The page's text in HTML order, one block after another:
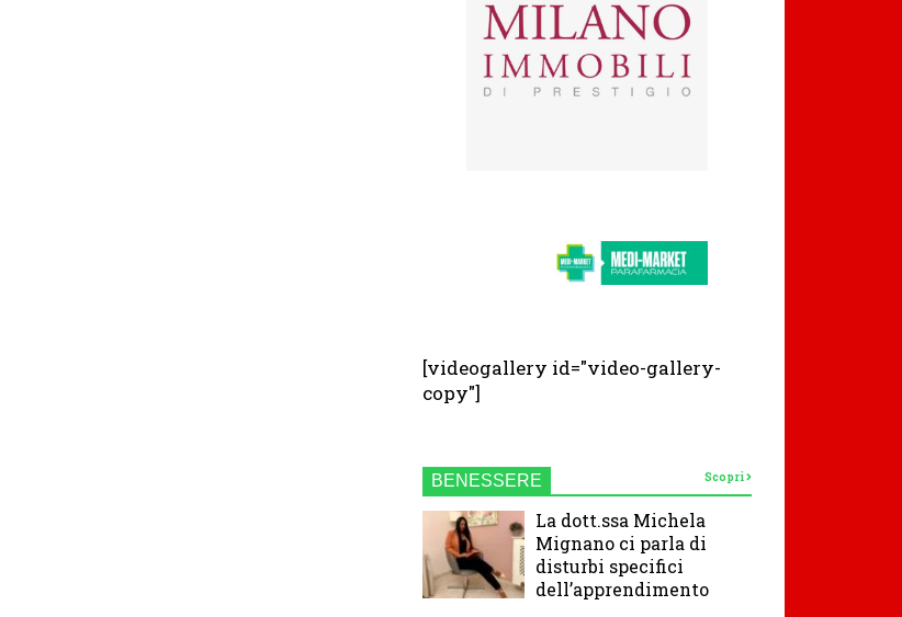
[videogallery id="video-gallery-
copy"]
BENESSERE Scopri
La dott.ssa Michela
Mignano ci parla di
disturbi specifici
dell’apprendimento